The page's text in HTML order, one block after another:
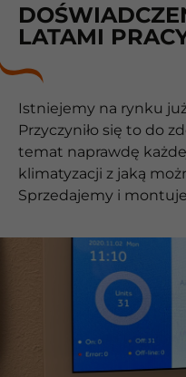
LATAMI
Istniejemy na rynku
Przyczyniło się to do
temat naprawdę
klimatyzacji z jaką
Sprzedajemy i